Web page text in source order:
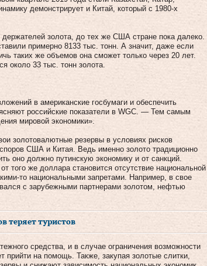
демонстрирует и Китай, который с 1980-х
золота, до тех же США стране пока далеко.
примерно 8133 тыс. тонн. А значит, даже если
таких же объемов она сможет только через 20 лет.
около 33 тыс. тонн золота.
в американские госбумаги и обеспечить
российские показатели в WGC. — Тем самым
мировой экономики».
золотовалютные резервы в условиях рисков
США и Китая. Ведь именно золото традиционно
оно должно путинскую экономику и от санкций.
того же доллара становится отсутствие национальной
то национальными запретами. Например, в свое
с зарубежными партнерами золотом, нефтью
теряет туристов
средства, и в случае ограничения возможности
на помощь. Также, закупая золотые слитки,